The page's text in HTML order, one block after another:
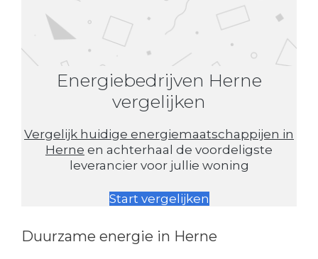
Energiebedrijven Herne
vergelijken
Vergelijk huidige energiemaatschappijen in
Herne en achterhaal de voordeligste
leverancier voor jullie woning
Start vergelijken
Duurzame energie in Herne